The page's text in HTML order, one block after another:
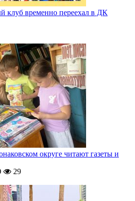
клуб временно переехал в ДК
округе читают газеты и
29